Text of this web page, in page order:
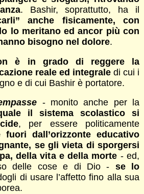
. Bashir, soprattutto, ha il
anche fisicamente, con
lo meritano ed ancor più con
bisogno nel dolore.
è in grado di reggere la
reale ed integrale di cui i
e di cui Bashir è portatore.
- monito anche per la
il sistema scolastico si
, per essere politicamente
fuori dall’orizzonte educativo
se gli vieta di sporgersi
della vita e della morte - ed,
delle cose e di Dio - se lo
di usare l’affetto fino alla sua